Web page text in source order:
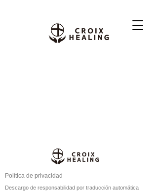
Política de privacidad
Descargo de responsabilidad por traducción automática